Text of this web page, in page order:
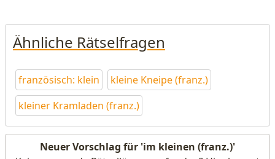
Ähnliche Rätselfragen
französisch: klein
kleine Kneipe (franz.)
kleiner Kramladen (franz.)
Neuer Vorschlag für 'im kleinen (franz.)'